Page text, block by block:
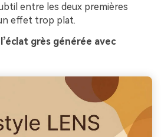
entre les deux premières
effet trop plat.
grès générée avec